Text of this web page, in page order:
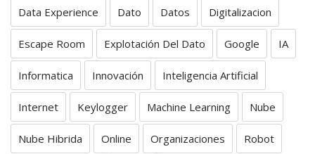
Data Experience Dato Datos Digitalizacion
Escape Room Explotación Del Dato Google IA
Informatica Innovación Inteligencia Artificial
Internet Keylogger Machine Learning Nube
Nube Hibrida Online Organizaciones Robot